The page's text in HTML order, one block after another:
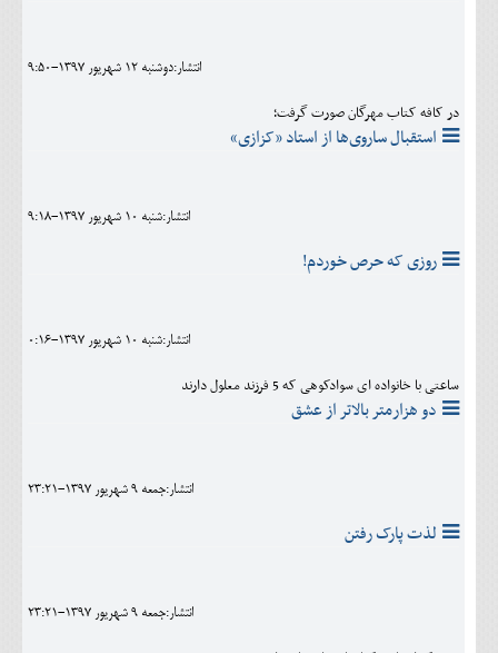
انتشار:دوشنبه 12 شهريور 1397-9:50
در کافه کتاب مهرگان صورت گرفت؛
استقبال ساروی‌ها از استاد «کزازی»
انتشار:شنبه 10 شهريور 1397-9:18
روزی که حرص خوردم!
انتشار:شنبه 10 شهريور 1397-0:16
ساعتی با خانواده ای سوادکوهی که 5 فرزند معلول دارند
دو هزارمتر بالاتر از عشق
انتشار:جمعه 9 شهريور 1397-23:21
لذت پارک رفتن
انتشار:جمعه 9 شهريور 1397-23:21